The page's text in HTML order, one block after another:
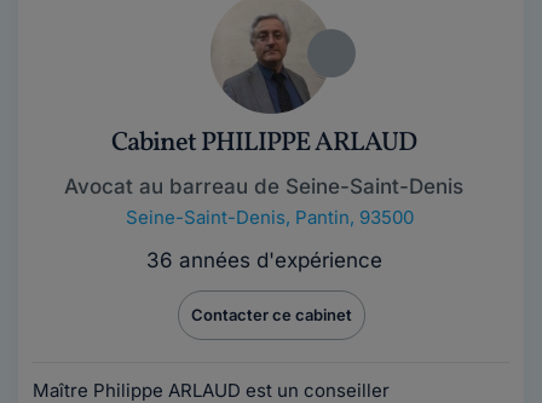
Cabinet PHILIPPE ARLAUD
Avocat au barreau de Seine-Saint-Denis
Seine-Saint-Denis, Pantin, 93500
36 années d'expérience
Contacter ce cabinet
Maître Philippe ARLAUD est un conseiller